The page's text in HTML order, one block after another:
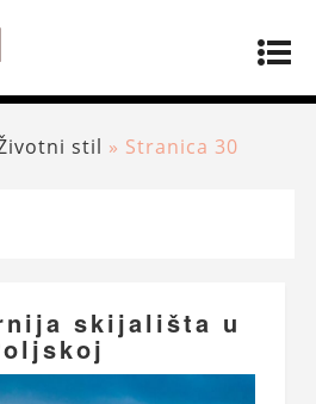
stil » Stranica 30
skijališta u